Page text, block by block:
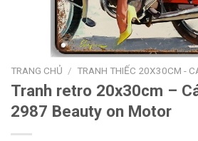
TRANG CHỦ / TRANH THIẾC 20X30CM -
Tranh retro 20x30cm –
2987 Beauty on Motor